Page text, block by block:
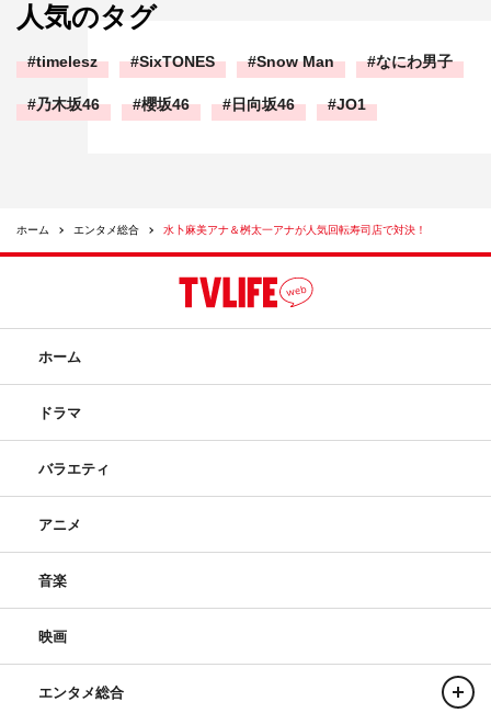
人気のタグ
timelesz SixTONES Snow Man なにわ男子
乃木坂46 櫻坂46 日向坂46 JO1
ホーム エンタメ総合 水卜麻美アナ＆桝太一アナが人気回転寿司店で対決！
ホーム
ドラマ
バラエティ
アニメ
音楽
映画
エンタメ総合